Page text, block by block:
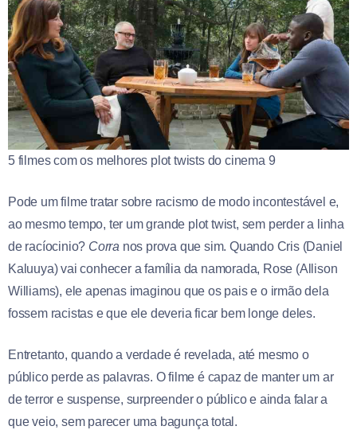
5 filmes com os melhores plot twists do cinema 9
Pode um filme tratar sobre racismo de modo incontestável e,
ao mesmo tempo, ter um grande plot twist, sem perder a linha
de racíocinio? Corra nos prova que sim. Quando Cris (Daniel
Kaluuya) vai conhecer a família da namorada, Rose (Allison
Williams), ele apenas imaginou que os pais e o irmão dela
fossem racistas e que ele deveria ficar bem longe deles.
Entretanto, quando a verdade é revelada, até mesmo o
público perde as palavras. O filme é capaz de manter um ar
de terror e suspense, surpreender o público e ainda falar a
que veio, sem parecer uma bagunça total.